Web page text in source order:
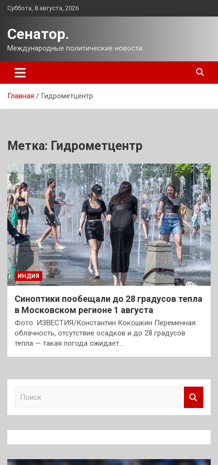
Перейти
Суббота, 8 августа, 2026
Сенатор.
Международные политические новости.
Главная Гидрометцентр
Метка: Гидрометцентр
ИНДИЯ
Синоптики пообещали до 28 градусов тепла
в Московском регионе 1 августа
Фото: ИЗВЕСТИЯ/Константин Кокошкин Переменная
облачность, отсутствие осадков и до 28 градусов
тепла — такая погода ожидает…
к